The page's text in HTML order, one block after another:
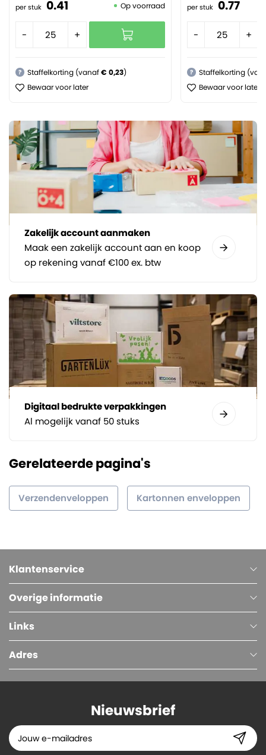
per stuk 0.41 Op voorraad
- +
? Staffelkorting (vanaf€ 0,23)
Bewaar voor later
per stuk 0.77
- +
?
Staffelkorting
Bewaar voor later
Zakelijk account aanmaken
Maak een zakelijk account aan en koop
op rekening vanaf €100 ex. btw
Digitaal bedrukte verpakkingen
Al mogelijk vanaf 50 stuks
Gerelateerde pagina's
Verzendenveloppen Kartonnen enveloppen
Klantenservice
Overige informatie
Links
Adres
Nieuwsbrief